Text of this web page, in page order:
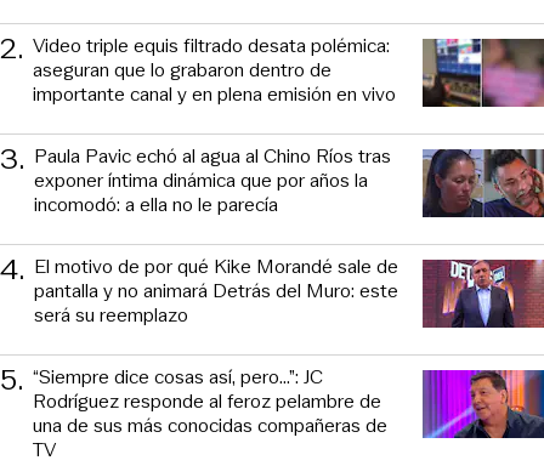
2. Video triple equis filtrado desata polémica:
aseguran que lo grabaron dentro de
importante canal y en plena emisión en vivo
3. Paula Pavic echó al agua al Chino Ríos tras
exponer íntima dinámica que por años la
incomodó: a ella no le parecía
4. El motivo de por qué Kike Morandé sale de
pantalla y no animará Detrás del Muro: este
será su reemplazo
5. “Siempre dice cosas así, pero...”: JC
Rodríguez responde al feroz pelambre de
una de sus más conocidas compañeras de
TV